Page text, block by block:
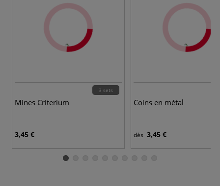
3 sets
Mines Criterium
3,45 €
Coins en métal
dès 3,45 €